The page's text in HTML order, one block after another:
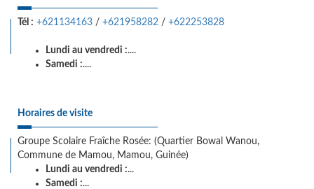
Tél : +621134163 / +621958282 / +622253828
Lundi au vendredi :....
Samedi :....
Horaires de visite
Groupe Scolaire Fraîche Rosée: (Quartier Bowal Wanou,
Commune de Mamou, Mamou, Guinée)
Lundi au vendredi :...
Samedi :...